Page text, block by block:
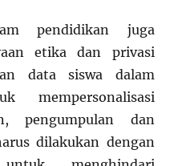
pendidikan juga
etika dan privasi
data siswa dalam
mempersonalisasi
pengumpulan dan
dilakukan dengan